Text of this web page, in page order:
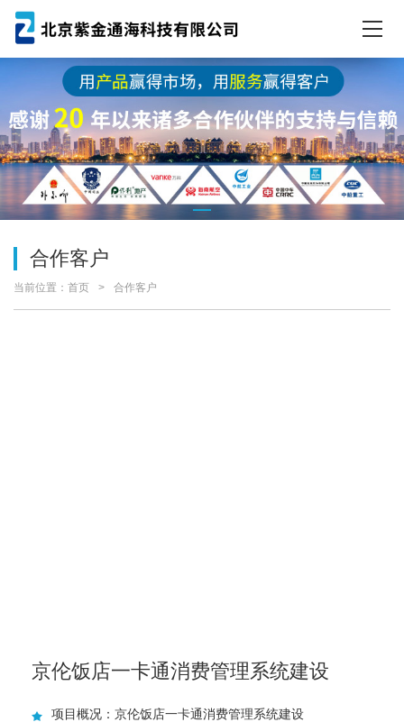
合作客户
当前位置： 首页 合作客户
京伦饭店一卡通消费管理系统建设
项目概况：京伦饭店一卡通消费管理系统建设